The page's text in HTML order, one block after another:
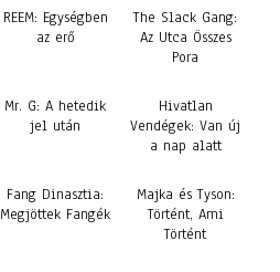
REEM: Egységben
az erő
The Slack Gang:
Az Utca Összes
Pora
Mr. G: A hetedik
jel után
Hivatlan
Vendégek: Van új
a nap alatt
Fang Dinasztia:
Megjöttek Fangék
Majka és Tyson:
Történt, Ami
Történt